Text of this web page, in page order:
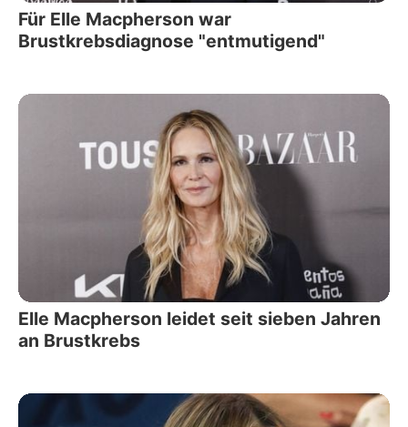
Für Elle Macpherson war
Brustkrebsdiagnose "entmutigend"
Elle Macpherson leidet seit sieben Jahren
an Brustkrebs